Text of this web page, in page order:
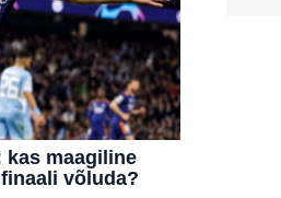
kas maagiline
võluda?